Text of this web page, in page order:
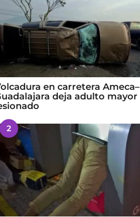
en carretera Ameca–
deja adulto mayor
2